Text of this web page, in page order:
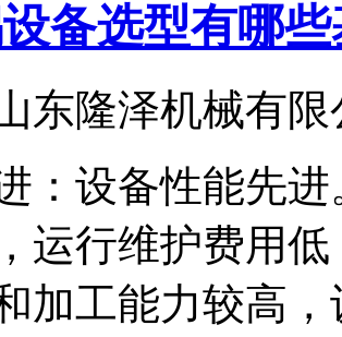
备选型有哪
东隆泽机械有限
：设备性能先
运行维护费用
加工能力较高